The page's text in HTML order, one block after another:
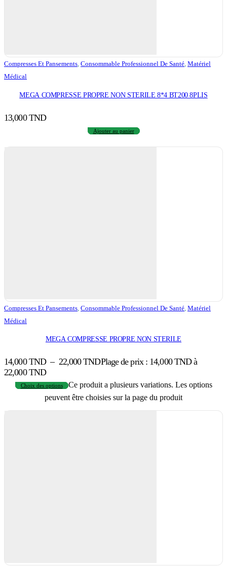
Compresses Et Pansements, Consommable Professionnel De Santé, Matériel
Médical
MEGA COMPRESSE PROPRE NON STERILE 8*4 BT200 8PLIS
13,000TND
Ajouter au panier
Compresses Et Pansements Consommable Professionnel De Santé Matériel
Médical
MEGA COMPRESSE PROPRE NON STERILE
14,000TND – 22,000TNDPlage de prix : 14,000 TND à
22,000 TND
Choix des options
Ce produit a plusieurs variations. Les options
peuvent être choisies sur la page du produit